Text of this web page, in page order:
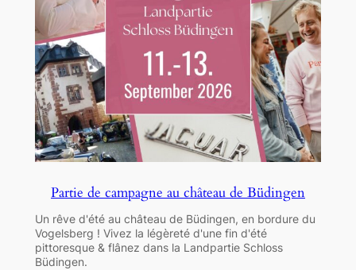
Partie de campagne au château de Büdingen
Un rêve d'été au château de Büdingen, en bordure du
Vogelsberg ! Vivez la légèreté d'une fin d'été
pittoresque & flânez dans la Landpartie Schloss
Büdingen.